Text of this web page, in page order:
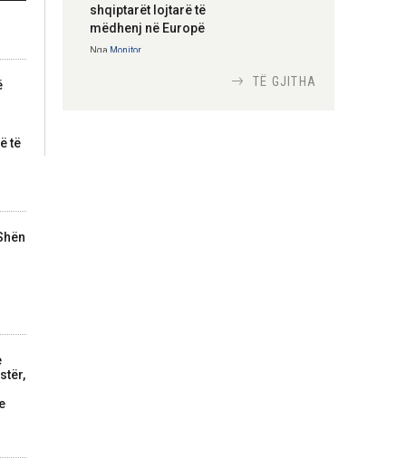
të
shqiptarët lojtarë të
mëdhenj në Europë
Nga Monitor
TË GJITHA